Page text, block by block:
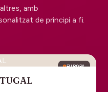
amb
de principi a fi.
EUROPA